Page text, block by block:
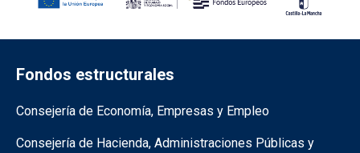
Fondos estructurales
Información de la institución
Consejería de Economía, Empresas y Empleo
Consejería de Hacienda, Administraciones Públicas y